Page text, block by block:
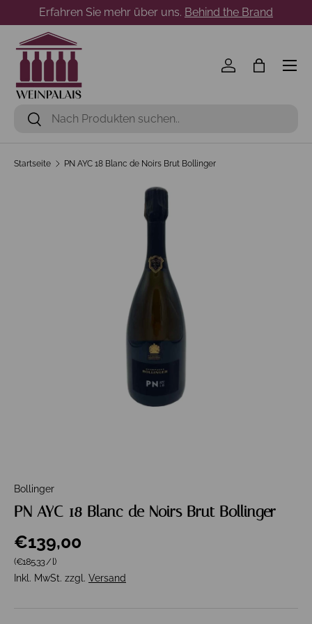
Direkt zum Inhalt
Erfahren Sie mehr über uns. Behind the Brand
Suchen
Suchen
Einloggen
Menü
Startseite PN AYC 18 Blanc de Noirs Brut Bollinger
Bollinger
PN AYC 18 Blanc de Noirs Brut Bollinger
€139,00
Grundpreis
(€185,33/l)
Inkl. MwSt. zzgl. Versand